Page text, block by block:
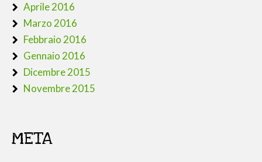
Aprile 2016
Marzo 2016
Febbraio 2016
Gennaio 2016
Dicembre 2015
Novembre 2015
META